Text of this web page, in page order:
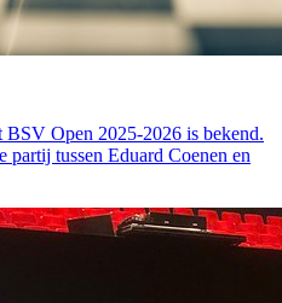
Open 2025-2026 is bekend.
partij tussen Eduard Coenen en